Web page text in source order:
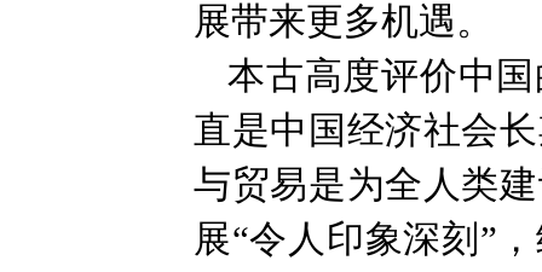
展带来更多机遇。
本古高度评价中
直是中国经济社会
与贸易是为全人类
展“令人印象深刻”